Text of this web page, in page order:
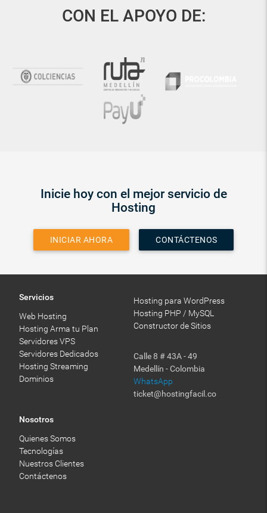
CON EL APOYO DE:
Inicie hoy con el mejor servicio de
Hosting
INICIAR AHORA CONTÁCTENOS
Servicios
Web Hosting
Hosting Arma tu Plan
Servidores VPS
Servidores Dedicados
Hosting Streaming
Dominios
Hosting para WordPress
Hosting PHP / MySQL
Constructor de Sitios
Calle 8 # 43A - 49
Medellín - Colombia
WhatsApp
ticket@hostingfacil.co
Nosotros
Quienes Somos
Tecnologías
Nuestros Clientes
Contáctenos